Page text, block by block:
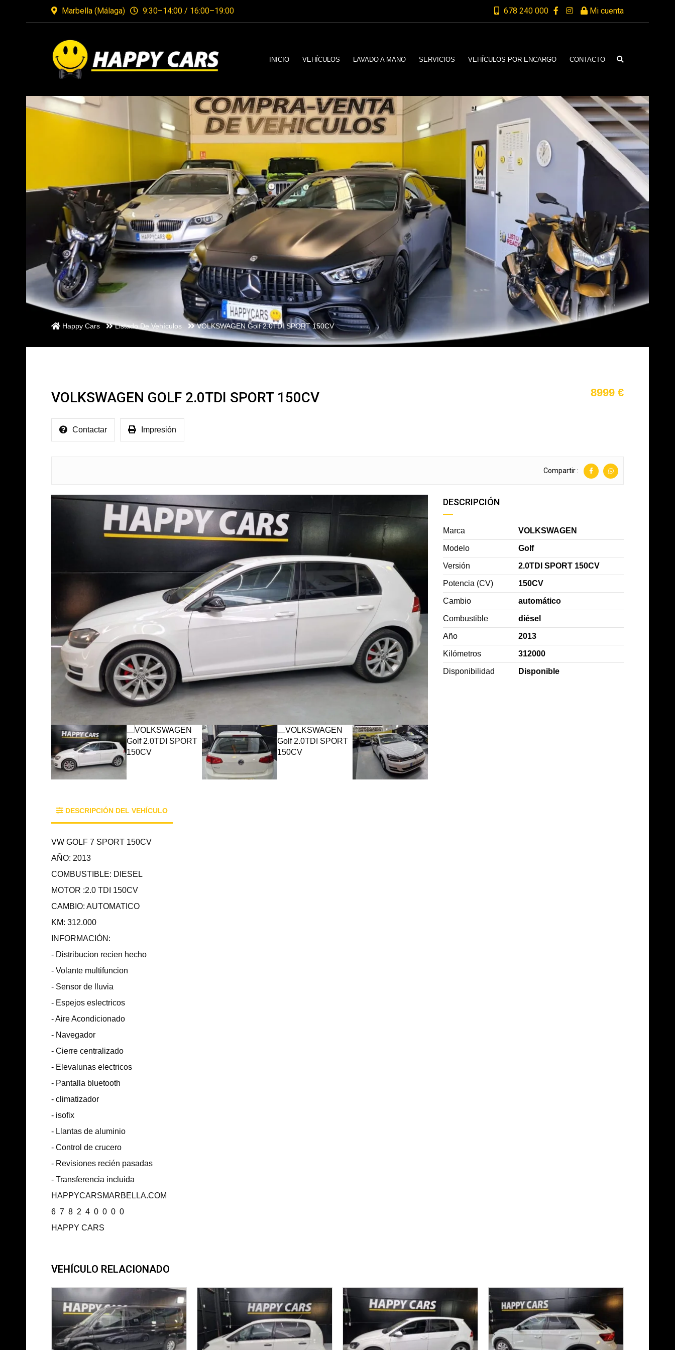
Marbella (Málaga) 9:30–14:00 / 16:00–19:00 678 240 000 Mi cuenta
INICIO VEHÍCULOS LAVADO A MANO SERVICIOS VEHÍCULOS POR ENCARGO CONTACTO
Happy Cars Listado De Vehículos VOLKSWAGEN Golf 2.0TDI SPORT 150CV
VOLKSWAGEN GOLF 2.0TDI SPORT 150CV 8999 €
Contactar Impresión
Compartir :
DESCRIPCIÓN
Marca VOLKSWAGEN
Modelo Golf
Versión 2.0TDI SPORT 150CV
Potencia (CV) 150CV
Cambio automático
Combustible diésel
Año 2013
Kilómetros 312000
Disponibilidad Disponible
DESCRIPCIÓN DEL VEHÍCULO
VW GOLF 7 SPORT 150CV
AÑO: 2013
COMBUSTIBLE: DIESEL
MOTOR :2.0 TDI 150CV
CAMBIO: AUTOMATICO
KM: 312.000
INFORMACIÓN:
- Distribucion recien hecho
- Volante multifuncion
- Sensor de lluvia
- Espejos eslectricos
- Aire Acondicionado
- Navegador
- Cierre centralizado
- Elevalunas electricos
- Pantalla bluetooth
- climatizador
- isofix
- Llantas de aluminio
- Control de crucero
- Revisiones recién pasadas
- Transferencia incluida
HAPPYCARSMARBELLA.COM
6 7 8 2 4 0 0 0 0
HAPPY CARS
VEHÍCULO RELACIONADO